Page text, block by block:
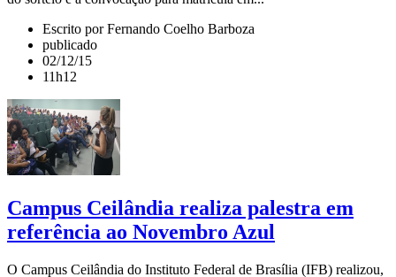
Escrito por Fernando Coelho Barboza
publicado
02/12/15
11h12
Campus Ceilândia realiza palestra em
referência ao Novembro Azul
O Campus Ceilândia do Instituto Federal de Brasília (IFB) realizou,